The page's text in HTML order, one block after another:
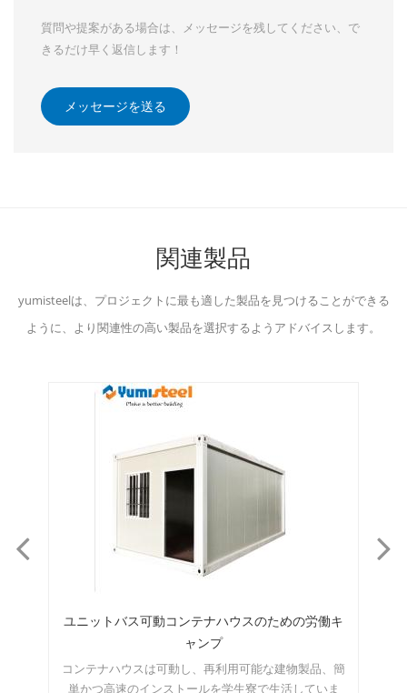
質問や提案がある場合は、メッセージを残してください、で
きるだけ早く返信します！
メッセージを送る
関連製品
yumisteelは、プロジェクトに最も適した製品を見つけることができる
ように、より関連性の高い製品を選択するようアドバイスします。
保管/キャビン用の10フィートのフラクトパックコ
ンテナーハウス
この10フィートのコンテナハウスは、オフィス、ゲー
トハウス、キャッシャーユニット、保管室などとして